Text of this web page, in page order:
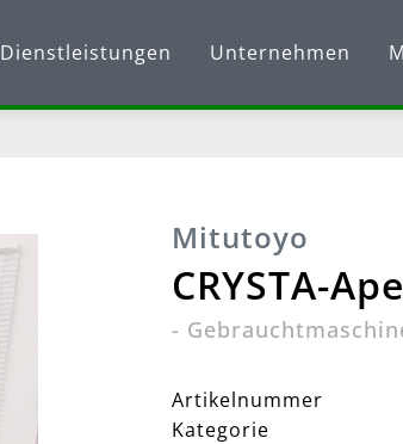
Dienstleistungen Unternehmen
Mitutoyo
CRYSTA-
-
Artikelnummer
Kategorie